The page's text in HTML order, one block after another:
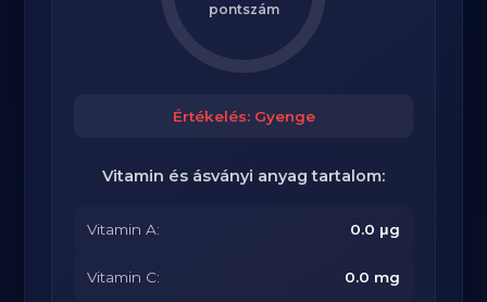
pontszám
Értékelés: Gyenge
Vitamin és ásványi anyag tartalom:
Vitamin A: 0.0 μg
Vitamin C: 0.0 mg